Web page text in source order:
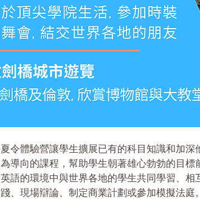
令體驗營讓學生擴展已有的科目知識和加
導向的課程，幫助學生朝著雄心勃勃的目
語的環境中與世界各地的學生共同學習、
、現場辯論、制定商業計劃或參加模擬法